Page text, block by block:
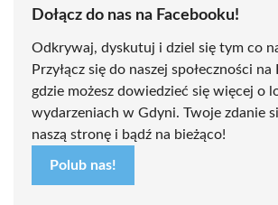
Dołącz do nas na Facebooku!
Odkrywaj, dyskutuj i dziel się tym co
Przyłącz się do naszej społeczności na
gdzie możesz dowiedzieć się więcej o
wydarzeniach w Gdyni. Twoje zdanie
naszą stronę i bądź na bieżąco!
Polub nas!